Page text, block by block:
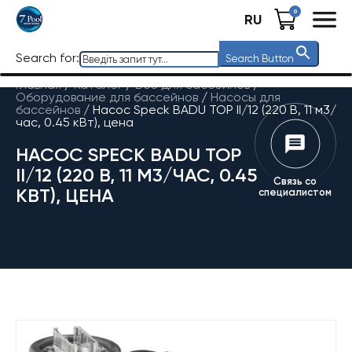
RU 0
Search for: Search Button
Главная / Каталог/Все для бассейнов/
Оборудование для бассейнов / Насосы для
бассейнов / Насос Speck BADU TOP II/12 (220 В, 11 м3/
час, 0.45 кВт), цена
НАСОС SPECK BADU TOP
II/12 (220 В, 11 М3/ЧАС, 0.45
КВТ), ЦЕНА
Связь со
специалистом